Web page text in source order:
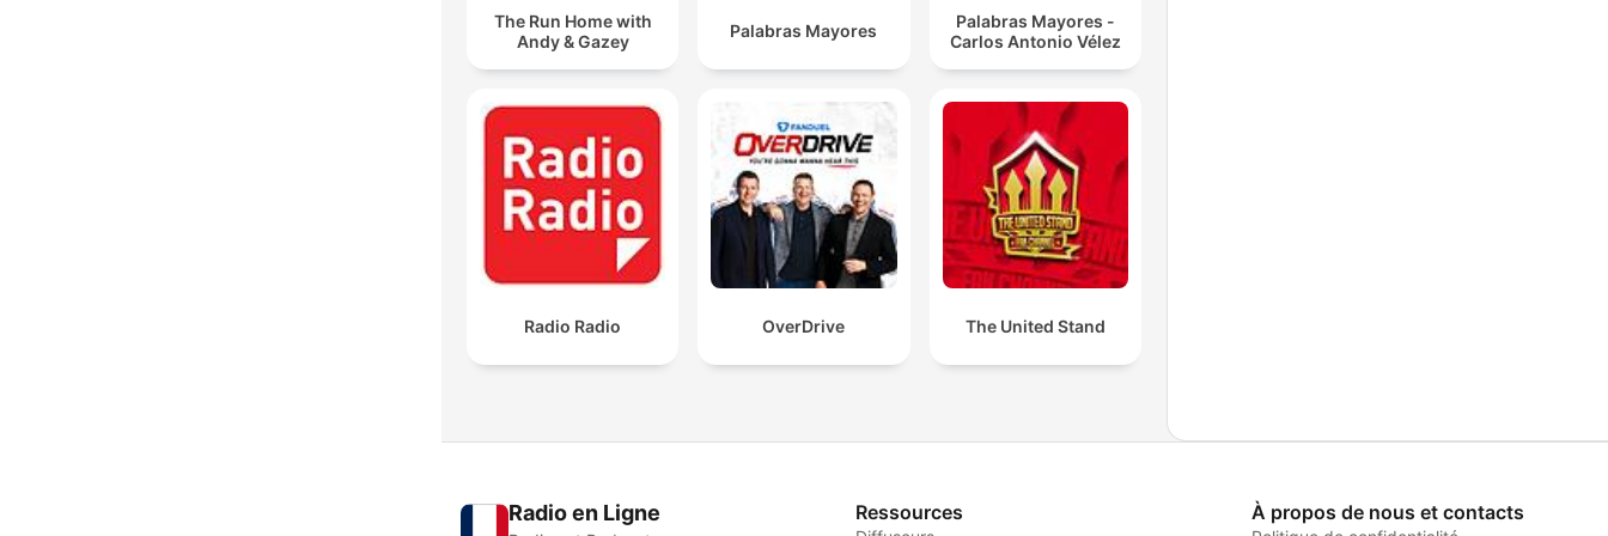
The Run Home with
Andy & Gazey
Palabras Mayores
Palabras Mayores -
Carlos Antonio Vélez
Radio Radio OverDrive The United Stand
Radio en Ligne Ressources À propos de nous et contacts